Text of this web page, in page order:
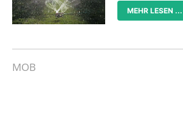
MEHR LESEN ...
MOB